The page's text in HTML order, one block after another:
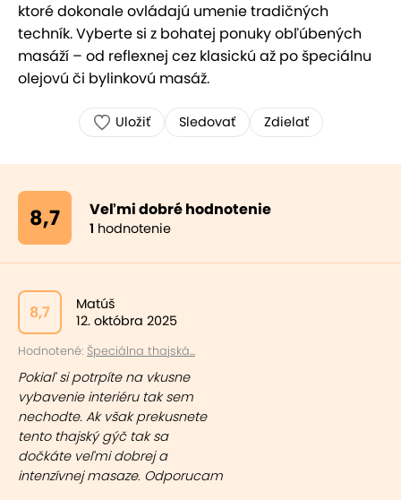
ktoré dokonale ovládajú umenie tradičných
techník. Vyberte si z bohatej ponuky obľúbených
masáží – od reflexnej cez klasickú až po špeciálnu
olejovú či bylinkovú masáž.
Uložiť Sledovať Zdielať
8,7 Veľmi dobré hodnotenie
1 hodnotenie
8,7
Matúš
12. októbra 2025
Hodnotené: Špeciálna thajská...
Pokiaľ si potrpíte na vkusne
vybavenie interiéru tak sem
nechodte. Ak však prekusnete
tento thajský gýč tak sa
dočkáte veľmi dobrej a
intenzívnej masaze. Odporucam